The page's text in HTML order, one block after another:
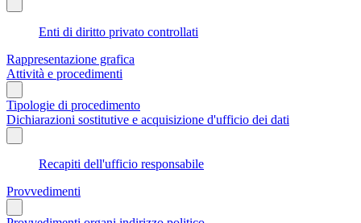
Enti di diritto privato controllati
Rappresentazione grafica
Attività e procedimenti
Tipologie di procedimento
Dichiarazioni sostitutive e acquisizione d'ufficio dei dati
Recapiti dell'ufficio responsabile
Provvedimenti